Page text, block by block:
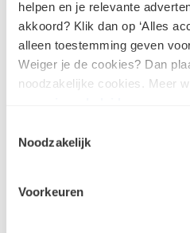
helpen en je relevante
akkoord? Klik dan op ‘Alles
alleen toestemming geven
Weiger je de cookies? Dan
noodzakelijke cookies. Meer
Noodzakelijk
Voorkeuren